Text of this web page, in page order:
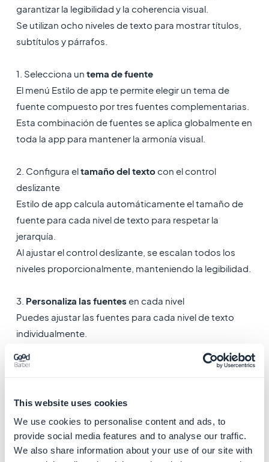
This website uses cookies
We use cookies to personalise content and ads, to
provide social media features and to analyse our traffic.
We also share information about your use of our site with
garantizar la legibilidad y la coherencia visual.
Se utilizan ocho niveles de texto para mostrar títulos,
subtítulos y párrafos.
1. Selecciona un tema de fuente
El menú Estilo de app te permite elegir un tema de
fuente compuesto por tres fuentes complementarias.
Esta combinación de fuentes se aplica globalmente en
toda la app para mantener la armonía visual.
2. Configura eltamaño del textocon el control
deslizante
Estilo de app calcula automáticamente el tamaño de
fuente para cada nivel de texto para respetar la
jerarquía.
Al ajustar el control deslizante, se escalan todos los
niveles proporcionalmente, manteniendo la legibilidad.
3. Personaliza las fuentes en cada nivel
Puedes ajustar las fuentes para cada nivel de texto
individualmente.
están disponibles, junto con las fuentes nativas
usuarios.
Para una mejor coherencia visual, recomendamos no
usar más de tres fuentes en toda la app.